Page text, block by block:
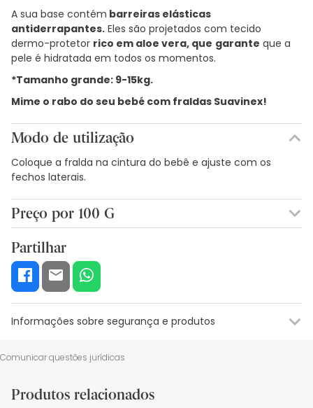
A sua base contém barreiras elásticas
antiderrapantes. Eles são projetados com tecido
dermo-protetor rico em aloe vera, que garante que a
pele é hidratada em todos os momentos.
*Tamanho grande: 9-15kg.
Mime o rabo do seu bebé com fraldas Suavinex!
Modo de utilização
Coloque a fralda na cintura do bebê e ajuste com os
fechos laterais.
Preço por 100 G
Partilhar
Informações sobre segurança e produtos
Recursos de segurança visual
De momento, não dispomos de imagens de segurança
Comunicar questões jurídicas
Produtos relacionados